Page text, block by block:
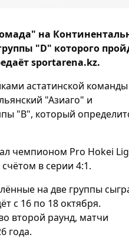
на
"D" которого
sportarena.kz.
астатинской команды
"Азиаго" и
"B", который
чемпионом Pro Hokei
в серии 4:1.
на две группы
с 16 по 18 октября.
второй раунд, матчи
года.